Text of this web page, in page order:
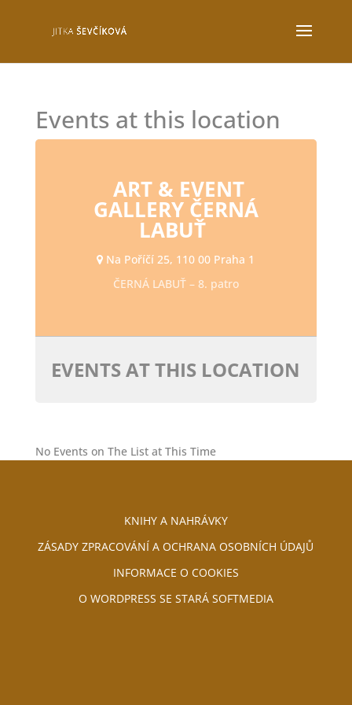
Events at this location
ART & EVENT
GALLERY ČERNÁ
LABUŤ
Na Poříčí 25, 110 00 Praha 1
ČERNÁ LABUŤ – 8. patro
EVENTS AT THIS LOCATION
No Events on The List at This Time
KNIHY A NAHRÁVKY
ZÁSADY ZPRACOVÁNÍ A OCHRANA OSOBNÍCH ÚDAJŮ
INFORMACE O COOKIES
O WORDPRESS SE STARÁ SOFTMEDIA